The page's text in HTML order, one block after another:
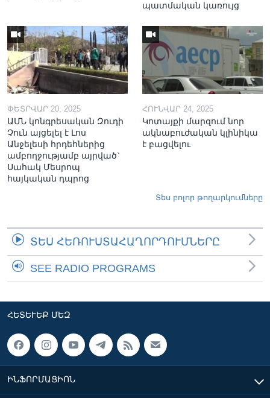
պատմական կառույց
ՓԵՏՐՎԱՐ 20, 2025
ԱՄՆ կոնգրեսական Զուդի
Չուն այցելել է Լոս
Անջելեսի հրդեհներից
ամբողջությամբ այրված`
Սահակ Մեսրոպ
հայկական դպրոց
ՀՈՒՆՎԱՐ 24, 2025
Կոտայքի մարզում նոր
ակնաբուժական կլինիկա
է բացվելու
Տես բոլոր թողարկումները
ՏԵՍ ՀԵՌՈՒՍՏԱՀԱՂՈՐԴՈՒՄՆԵՐԸ
SEE RADIO PROGRAMS
ՀԵՏԵՒԵՔ ՄԵԶ
ԻՆՖՈՐՄԱՑԻՈՆ